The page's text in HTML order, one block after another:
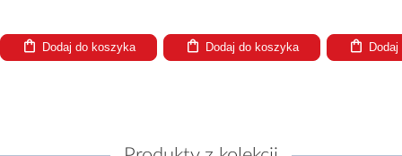
Dodaj do koszyka Dodaj do koszyka